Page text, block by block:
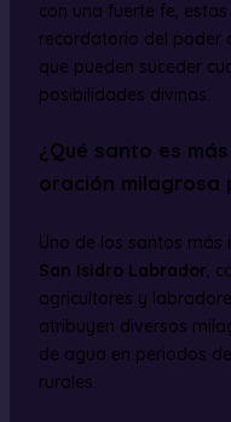
con una fuerte fe,
recordatorio del poder
que pueden suceder
posibilidades divinas.
¿Qué santo es
oración milagrosa
Uno de los santos
San Isidro Labrador,
agricultores y
atribuyen diversos
de agua en periodos
rurales.